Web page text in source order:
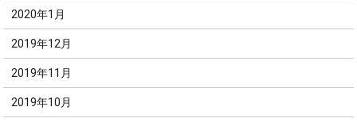
2020年1月
2019年12月
2019年11月
2019年10月